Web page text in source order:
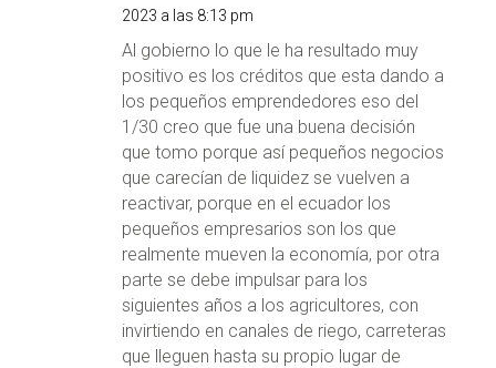
2023 a las 8:13 pm
Al gobierno lo que le ha resultado muy
positivo es los créditos que esta dando a
los pequeños emprendedores eso del
1/30 creo que fue una buena decisión
que tomo porque así pequeños negocios
que carecían de liquidez se vuelven a
reactivar, porque en el ecuador los
pequeños empresarios son los que
realmente mueven la economía, por otra
parte se debe impulsar para los
siguientes años a los agricultores, con
invirtiendo en canales de riego, carreteras
que lleguen hasta su propio lugar de